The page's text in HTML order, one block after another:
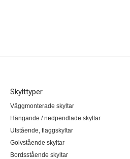
Skylttyper
Väggmonterade skyltar
Hängande / nedpendlade skyltar
Utstående, flaggskyltar
Golvstående skyltar
Bordsstående skyltar